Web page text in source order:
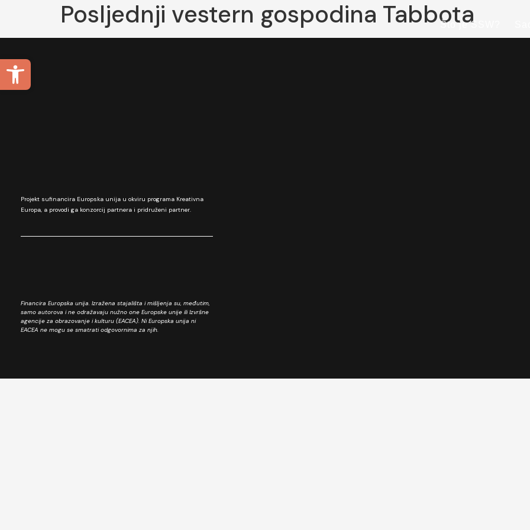
Open toolbar
Što je SSW?
Posljednji vestern gospodina Tabbota
Projekt sufinancira Europska unija u okviru programa Kreativna
Europa, a provodi ga konzorcij partnera i pridruženi partner.
Financira Europska unija. Izražena stajališta i mišljenja su, međutim,
samo autorova i ne odražavaju nužno one Europske unije ili Izvršne
agencije za obrazovanje i kulturu (EACEA). Ni Europska unija ni
EACEA ne mogu se smatrati odgovornima za njih.